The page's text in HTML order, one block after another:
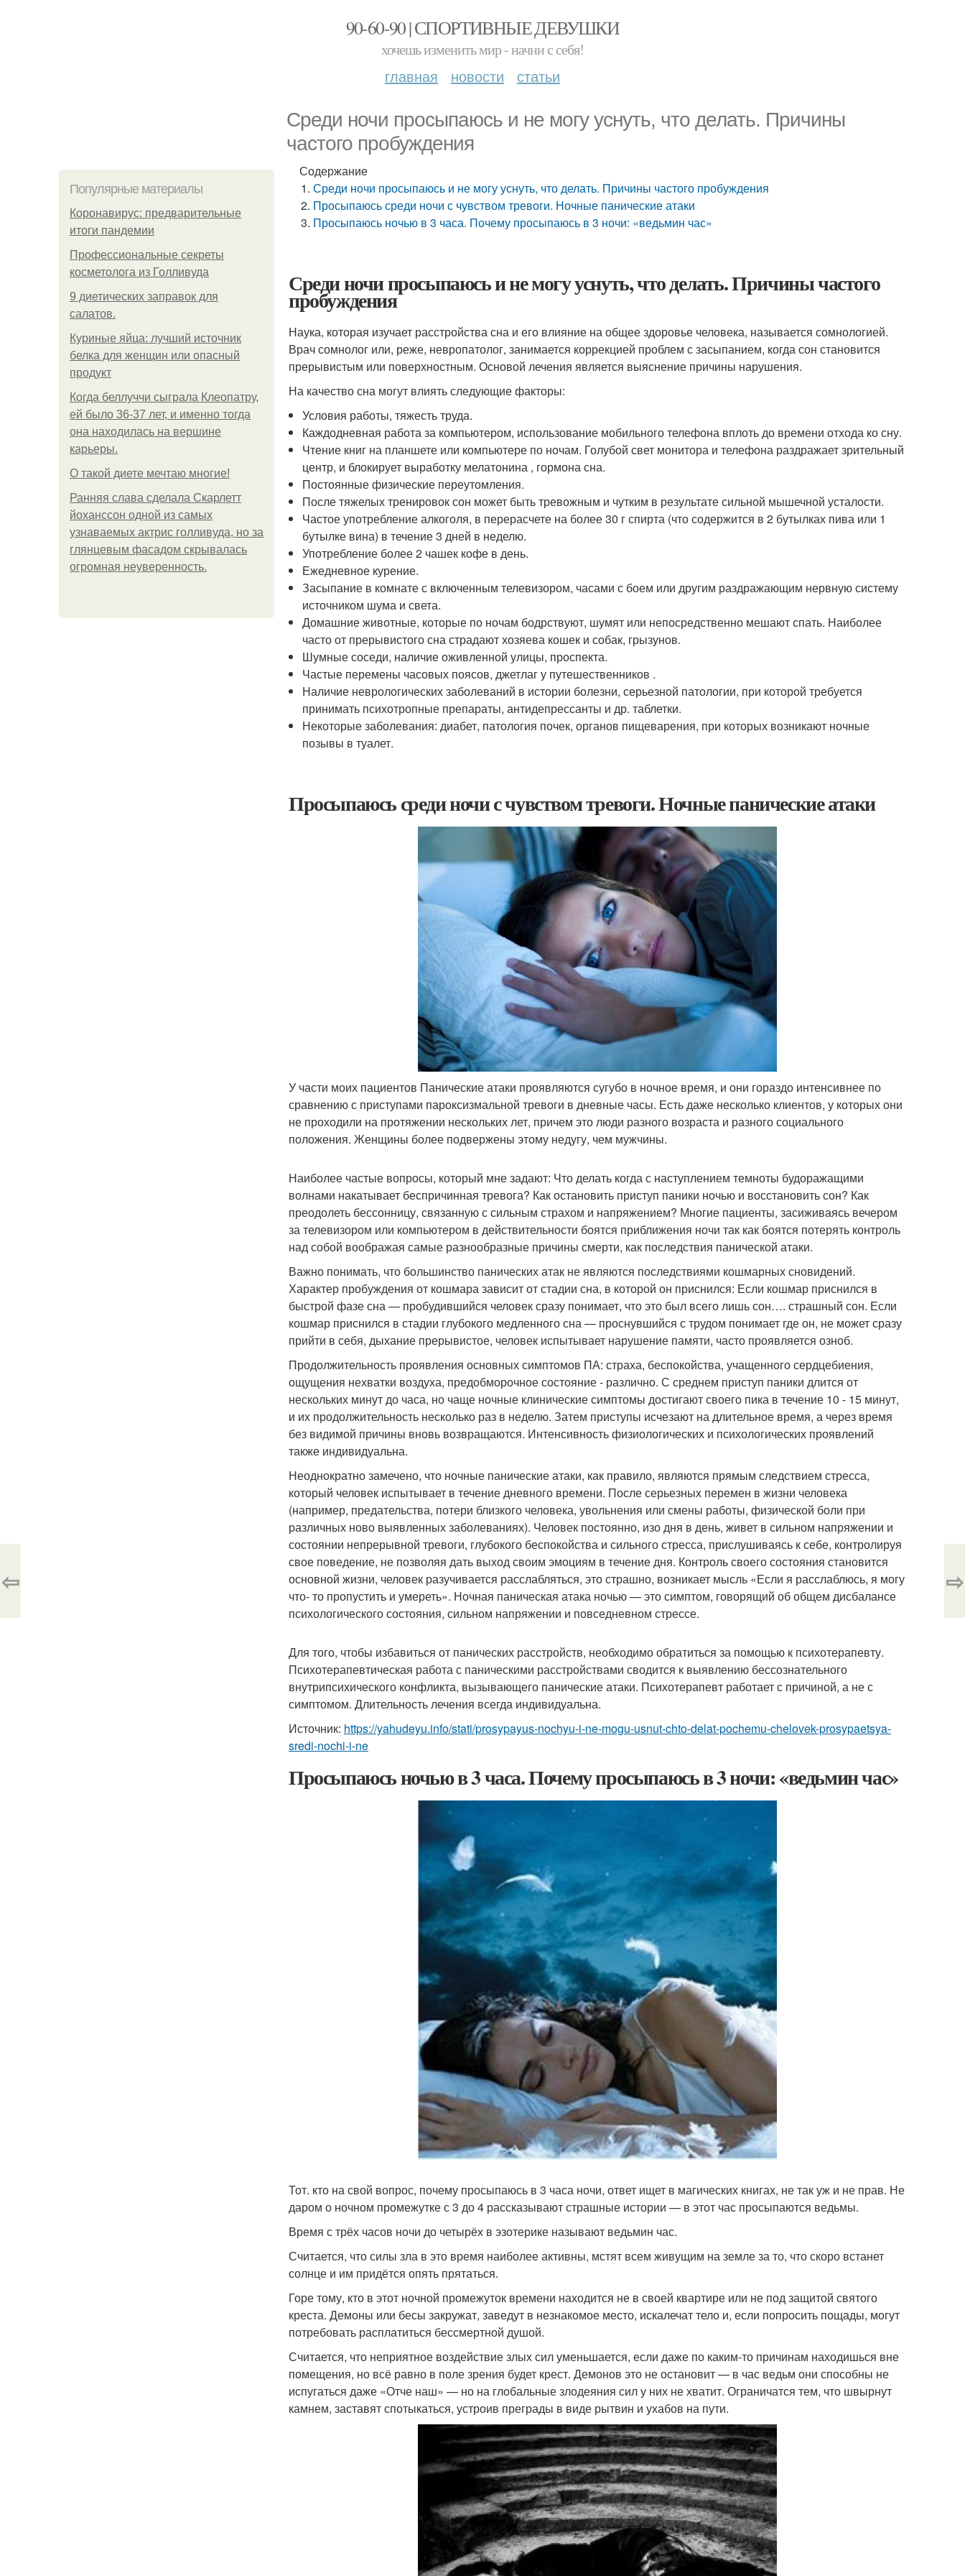
90-60-90 | СПОРТИВНЫЕ ДЕВУШКИ
хочешь изменить мир - начни с себя!
главная новости статьи
Среди ночи просыпаюсь и не могу уснуть, что делать. Причины
частого пробуждения
Популярные материалы
Коронавирус: предварительные
итоги пандемии
Профессиональные секреты
косметолога из Голливуда
9 диетических заправок для
салатов.
Куриные яйца: лучший источник
белка для женщин или опасный
продукт
Когда беллуччи сыграла Клеопатру,
ей было 36-37 лет, и именно тогда
она находилась на вершине
карьеры.
О такой диете мечтаю многие!
Ранняя слава сделала Скарлетт
йоханссон одной из самых
узнаваемых актрис голливуда, но за
глянцевым фасадом скрывалась
огромная неуверенность.
Содержание
Среди ночи просыпаюсь и не могу уснуть, что делать. Причины частого пробуждения
Просыпаюсь среди ночи с чувством тревоги. Ночные панические атаки
Просыпаюсь ночью в 3 часа. Почему просыпаюсь в 3 ночи: «ведьмин час»
Среди ночи просыпаюсь и не могу уснуть, что делать. Причины частого
пробуждения
Наука, которая изучает расстройства сна и его влияние на общее здоровье человека, называется сомнологией.
Врач сомнолог или, реже, невропатолог, занимается коррекцией проблем с засыпанием, когда сон становится
прерывистым или поверхностным. Основой лечения является выяснение причины нарушения.
На качество сна могут влиять следующие факторы:
Условия работы, тяжесть труда.
Каждодневная работа за компьютером, использование мобильного телефона вплоть до времени отхода ко сну.
Чтение книг на планшете или компьютере по ночам. Голубой свет монитора и телефона раздражает зрительный
центр, и блокирует выработку мелатонина , гормона сна.
Постоянные физические переутомления.
После тяжелых тренировок сон может быть тревожным и чутким в результате сильной мышечной усталости.
Частое употребление алкоголя, в перерасчете на более 30 г спирта (что содержится в 2 бутылках пива или 1
бутылке вина) в течение 3 дней в неделю.
Употребление более 2 чашек кофе в день.
Ежедневное курение.
Засыпание в комнате с включенным телевизором, часами с боем или другим раздражающим нервную систему
источником шума и света.
Домашние животные, которые по ночам бодрствуют, шумят или непосредственно мешают спать. Наиболее
часто от прерывистого сна страдают хозяева кошек и собак, грызунов.
Шумные соседи, наличие оживленной улицы, проспекта.
Частые перемены часовых поясов, джетлаг у путешественников .
Наличие неврологических заболеваний в истории болезни, серьезной патологии, при которой требуется
принимать психотропные препараты, антидепрессанты и др. таблетки.
Некоторые заболевания: диабет, патология почек, органов пищеварения, при которых возникают ночные
позывы в туалет.
Просыпаюсь среди ночи с чувством тревоги. Ночные панические атаки
У части моих пациентов Панические атаки проявляются сугубо в ночное время, и они гораздо интенсивнее по
сравнению с приступами пароксизмальной тревоги в дневные часы. Есть даже несколько клиентов, у которых они
не проходили на протяжении нескольких лет, причем это люди разного возраста и разного социального
положения. Женщины более подвержены этому недугу, чем мужчины.
Наиболее частые вопросы, который мне задают: Что делать когда с наступлением темноты будоражащими
волнами накатывает беспричинная тревога? Как остановить приступ паники ночью и восстановить сон? Как
преодолеть бессонницу, связанную с сильным страхом и напряжением? Многие пациенты, засиживаясь вечером
за телевизором или компьютером в действительности боятся приближения ночи так как боятся потерять контроль
над собой воображая самые разнообразные причины смерти, как последствия панической атаки.
Важно понимать, что большинство панических атак не являются последствиями кошмарных сновидений.
Характер пробуждения от кошмара зависит от стадии сна, в которой он приснился: Если кошмар приснился в
быстрой фазе сна — пробудившийся человек сразу понимает, что это был всего лишь сон…. страшный сон. Если
кошмар приснился в стадии глубокого медленного сна — проснувшийся с трудом понимает где он, не может сразу
прийти в себя, дыхание прерывистое, человек испытывает нарушение памяти, часто проявляется озноб.
Продолжительность проявления основных симптомов ПА: страха, беспокойства, учащенного сердцебиения,
ощущения нехватки воздуха, предобморочное состояние - различно. С среднем приступ паники длится от
нескольких минут до часа, но чаще ночные клинические симптомы достигают своего пика в течение 10 - 15 минут,
и их продолжительность несколько раз в неделю. Затем приступы исчезают на длительное время, а через время
без видимой причины вновь возвращаются. Интенсивность физиологических и психологических проявлений
также индивидуальна.
Неоднократно замечено, что ночные панические атаки, как правило, являются прямым следствием стресса,
который человек испытывает в течение дневного времени. После серьезных перемен в жизни человека
(например, предательства, потери близкого человека, увольнения или смены работы, физической боли при
различных ново выявленных заболеваниях). Человек постоянно, изо дня в день, живет в сильном напряжении и
состоянии непрерывной тревоги, глубокого беспокойства и сильного стресса, прислушиваясь к себе, контролируя
свое поведение, не позволяя дать выход своим эмоциям в течение дня. Контроль своего состояния становится
основной жизни, человек разучивается расслабляться, это страшно, возникает мысль «Если я расслаблюсь, я могу
что- то пропустить и умереть». Ночная паническая атака ночью — это симптом, говорящий об общем дисбалансе
психологического состояния, сильном напряжении и повседневном стрессе.
Для того, чтобы избавиться от панических расстройств, необходимо обратиться за помощью к психотерапевту.
Психотерапевтическая работа с паническими расстройствами сводится к выявлению бессознательного
внутрипсихического конфликта, вызывающего панические атаки. Психотерапевт работает с причиной, а не с
симптомом. Длительность лечения всегда индивидуальна.
Источник: https://yahudeyu.info/stati/prosypayus-nochyu-i-ne-mogu-usnut-chto-delat-pochemu-chelovek-prosypaetsya-
sredi-nochi-i-ne
Просыпаюсь ночью в 3 часа. Почему просыпаюсь в 3 ночи: «ведьмин час»
Тот. кто на свой вопрос, почему просыпаюсь в 3 часа ночи, ответ ищет в магических книгах, не так уж и не прав. Не
даром о ночном промежутке с 3 до 4 рассказывают страшные истории — в этот час просыпаются ведьмы.
Время с трёх часов ночи до четырёх в эзотерике называют ведьмин час.
Считается, что силы зла в это время наиболее активны, мстят всем живущим на земле за то, что скоро встанет
солнце и им придётся опять прятаться.
Горе тому, кто в этот ночной промежуток времени находится не в своей квартире или не под защитой святого
креста. Демоны или бесы закружат, заведут в незнакомое место, искалечат тело и, если попросить пощады, могут
потребовать расплатиться бессмертной душой.
Считается, что неприятное воздействие злых сил уменьшается, если даже по каким-то причинам находишься вне
помещения, но всё равно в поле зрения будет крест. Демонов это не остановит — в час ведьм они способны не
испугаться даже «Отче наш» — но на глобальные злодеяния сил у них не хватит. Ограничатся тем, что швырнут
камнем, заставят спотыкаться, устроив преграды в виде рытвин и ухабов на пути.
⇦ ⇨